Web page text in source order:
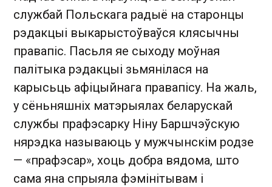
службай Польскага радыё на старонцы
рэдакцыі выкарыстоўваўся клясычны
правапіс. Пасьля яе сыходу моўная
палітыка рэдакцыі зьмянілася на
карысьць афіцыйнага правапісу. На жаль,
у сёньняшніх матэрыялах беларускай
службы прафэсарку Ніну Баршчэўскую
нярэдка называюць у мужчынскім родзе
— «прафэсар», хоць добра вядома, што
сама яна спрыяла фэмінітывам і